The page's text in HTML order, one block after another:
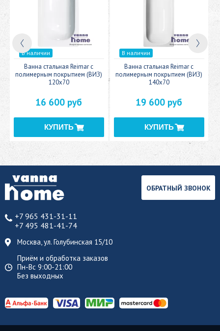
В наличии
Ванна стальная Reimar с
полимерным покрытием (ВИЗ)
120x70
16 600 руб
В наличии
Ванна стальная Reimar с
полимерным покрытием (ВИЗ)
140x70
19 600 руб
+7 965 431-31-11
+7 495 481-41-74
Москва, ул. Голубинская 15/10
Приём и обработка заказов
Пн-Вс 9:00-21:00
Без выходных
ОБРАТНЫЙ ЗВОНОК